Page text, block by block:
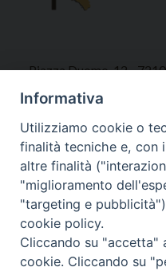
Piazza Duomo, 12 -
Tel 0831.521958
Fax 0831.528315
Orari Curia
Mar. / Mer. / Giov. ore 9
nei mesi estivi solo
Informativa
Utilizziamo cookie o
finalità tecniche e, con
altre finalità
"miglioramento
"targeting e
cookie policy.
Cliccando su "accetta"
cookie. Cliccando su